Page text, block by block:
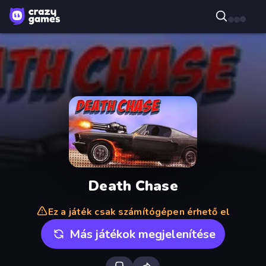
Death Chase
Ez a játék csak számítógépen érhető el
Más játékok megjelenítése